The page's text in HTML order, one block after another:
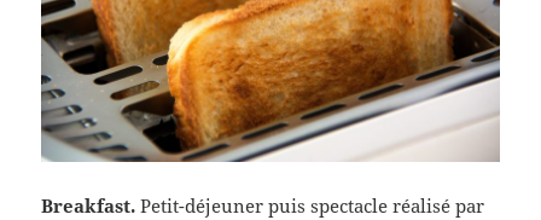
Breakfast. Petit-déjeuner puis spectacle réalisé par